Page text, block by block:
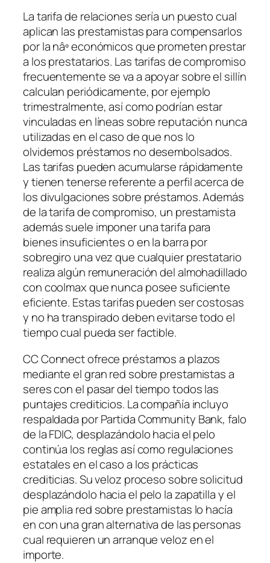
La tarifa de relaciones serí­a un puesto cual
aplican las prestamistas para compensarlos
por la nâº económicos que prometen prestar
a los prestatarios. Las tarifas de compromiso
frecuentemente se va a apoyar sobre el sillí­n
calculan periódicamente, por ejemplo
trimestralmente, así­ como podrían estar
vinculadas en líneas sobre reputación nunca
utilizadas en el caso de que nos lo
olvidemos préstamos no desembolsados.
Las tarifas pueden acumularse rápidamente
y tienen tenerse referente a perfil acerca de
los divulgaciones sobre préstamos. Además
de la tarifa de compromiso, un prestamista
además suele imponer una tarifa para
bienes insuficientes o en la barra por
sobregiro una vez que cualquier prestatario
realiza algún remuneración del almohadillado
con coolmax que nunca posee suficiente
eficiente. Estas tarifas pueden ser costosas
y no ha transpirado deben evitarse todo el
tiempo cual pueda ser factible.
CC Connect ofrece préstamos a plazos
mediante el gran red sobre prestamistas a
seres con el pasar del tiempo todos las
puntajes crediticios. La compañía incluyo
respaldada por Partida Community Bank, falo
de la FDIC, desplazándolo hacia el pelo
continúa los reglas así­ como regulaciones
estatales en el caso a los prácticas
crediticias. Su veloz proceso sobre solicitud
desplazándolo hacia el pelo la zapatilla y el
pie amplia red sobre prestamistas lo hacía
en con una gran alternativa de las personas
cual requieren un arranque veloz en el
importe.